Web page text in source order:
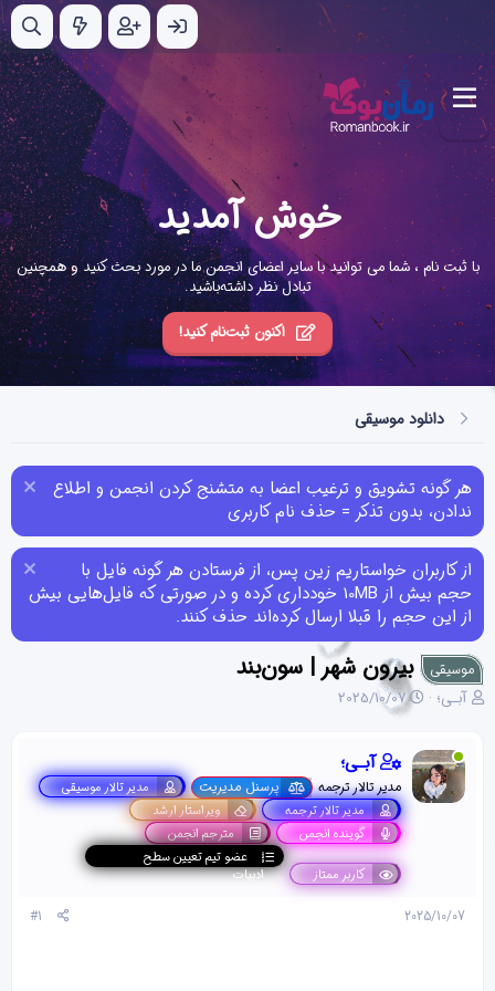
خوش آمدید
با ثبت نام ، شما می توانید با سایر اعضای انجمن ما در مورد بحث کنید و همچنین
تبادل نظر داشته‌باشید.
اکنون ثبت‌نام کنید!
دانلود موسیقی
هر گونه تشویق و ترغیب اعضا به متشنج کردن انجمن و اطلاع
ندادن، بدون تذکر = حذف نام کاربری
از کاربران خواستاریم زین پس، از فرستادن هر گونه فایل با
حجم بیش از 10MB خودداری کرده و در صورتی که فایل‌هایی بیش
از این حجم را قبلا ارسال کرده‌اند حذف کنند.
موسیقی بیرون شهر | سون‌بند
ن
س
ن
د
ع
آبـی؛
ت
ا
خ
ش
ر
و
2025/10/07
آبـی؛
مدیر تالار ترجمه پرسنل مدیریت
مدیر تالار موسیقی
مدیر تالار ترجمه
ویراستار ارشد
گوینده انجمن
مترجم انجمن
کاربر ممتاز
عضو تیم تعیین سطح
ادبیات
2025/10/07
#1